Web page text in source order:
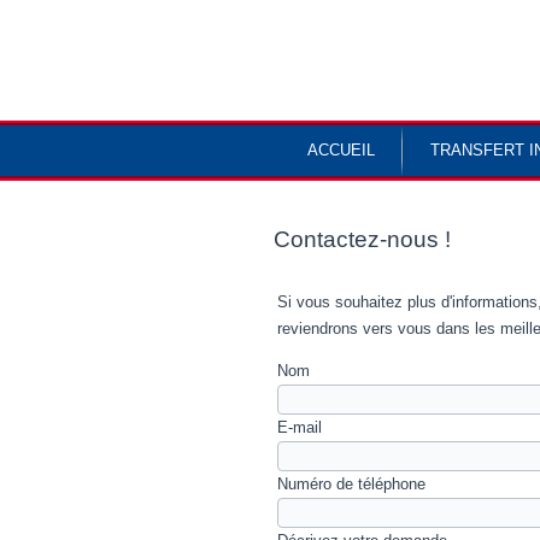
ACCUEIL TRANSFERT
Contactez-nous !
Si vous souhaitez plus
reviendrons vers vous dans les
Nom
E-mail
Numéro de téléphone